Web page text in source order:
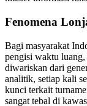
Fenomena
Bagi masyarakat
pengisi waktu
diwariskan dari
analitik, setiap kali
kunci terkait
sangat tebal di